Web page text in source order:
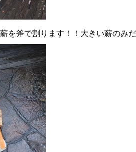
を斧で割ります！！大きい薪のみ